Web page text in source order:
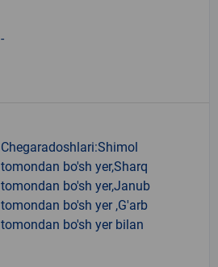
-
Chegaradoshlari:Shimol
tomondan bo'sh yer,Sharq
tomondan bo'sh yer,Janub
tomondan bo'sh yer ,G'arb
tomondan bo'sh yer bilan